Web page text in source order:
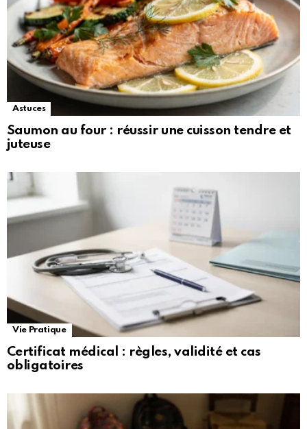
Astuces
Saumon au four : réussir une cuisson tendre et
juteuse
Vie Pratique
Certificat médical : règles, validité et cas
obligatoires